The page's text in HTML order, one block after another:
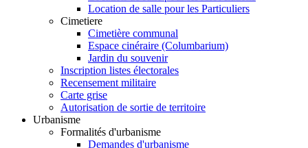
Location de salle pour les Particuliers
Cimetiere
Cimetière communal
Espace cinéraire (Columbarium)
Jardin du souvenir
Inscription listes électorales
Recensement militaire
Carte grise
Autorisation de sortie de territoire
Urbanisme
Formalités d'urbanisme
Demandes d'urbanisme